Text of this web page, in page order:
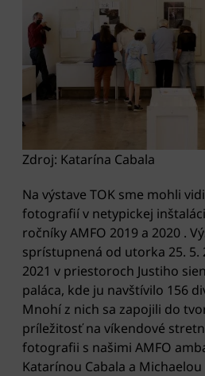
Zdroj: Katarína Cabala
Na výstave TOK sme mohli
fotografií v netypickej
ročníky AMFO 2019 a 2020 .
sprístupnená od utorka 25. 5.
2021 v priestoroch Justiho
paláca, kde ju navštívilo 156
Mnohí z nich sa zapojili do
príležitosť na víkendové
fotografii s našimi AMFO
Katarínou Cabala a